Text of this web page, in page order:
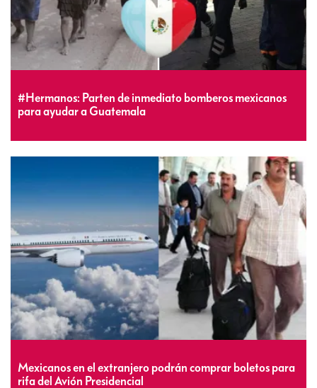
#Hermanos: Parten de inmediato bomberos mexicanos
para ayudar a Guatemala
Mexicanos en el extranjero podrán comprar boletos para
rifa del Avión Presidencial